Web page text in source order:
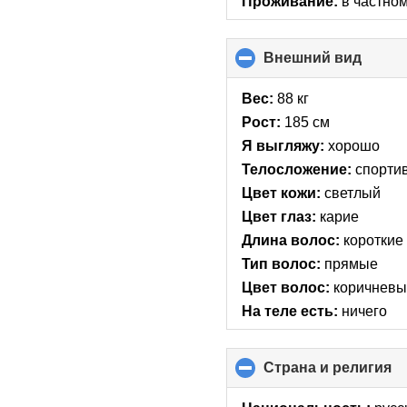
Внешний вид
to
Вес: 88 кг
Рост: 185 см
Я выгляжу: хорошо
Телосложение:
Цвет кожи: светлый
Цвет глаз: карие
Длина волос: короткие
Тип волос: прямые
Цвет волос:
На теле есть: ничего
Страна и религия
to